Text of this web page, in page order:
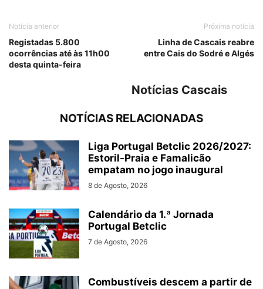
Notícia anterior
Registadas 5.800
ocorrências até às 11h00
desta quinta-feira
Próxima notícia
Linha de Cascais reabre
entre Cais do Sodré e Algés
Notícias Cascais
NOTÍCIAS RELACIONADAS
Liga Portugal Betclic 2026/2027:
Estoril-Praia e Famalicão
empatam no jogo inaugural
8 de Agosto, 2026
Calendário da 1.ª Jornada
Portugal Betclic
7 de Agosto, 2026
Combustíveis descem a partir de